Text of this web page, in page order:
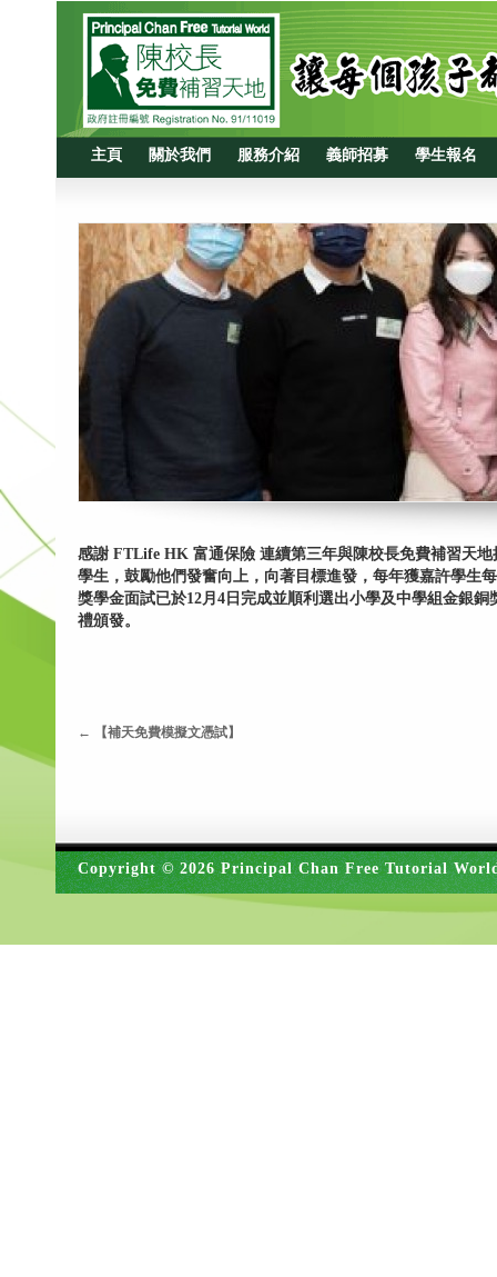
主頁 關於我們 服務介紹 義師招募 學生報名
感謝 FTLife HK 富通保險 連續第三年與陳校長免費補習天
學生，鼓勵他們發奮向上，向著目標進發，每年獲嘉許學生
獎學金面試已於12月4日完成並順利選出小學及中學組金銀
禮頒發。
← 【補天免費模擬文憑試】
Copyright © 2026 Principal Chan Free Tutorial